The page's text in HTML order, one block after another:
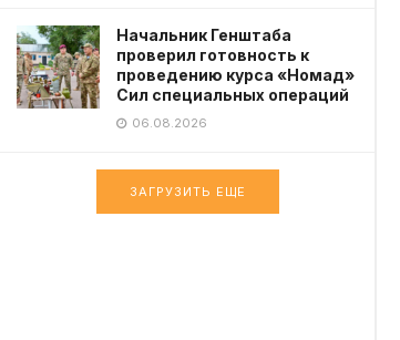
Начальник Генштаба
проверил готовность к
проведению курса «Номад»
Сил специальных операций
06.08.2026
ЗАГРУЗИТЬ ЕЩЕ